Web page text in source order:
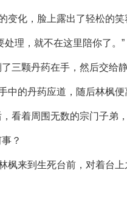
变化，脸上露出了轻松的笑
处理，就不在这里陪你了。”
三颗丹药在手，然后交给
中的丹药应道，随后林枫便
看着周围无数的宗门子弟
？
枫来到生死台前，对着台上